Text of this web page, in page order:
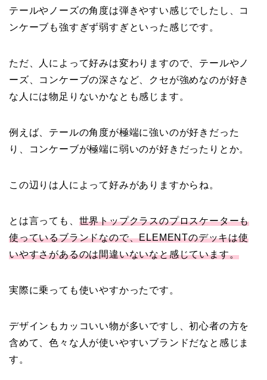
テールやノーズの角度は弾きやすい感じでしたし、コ
ンケーブも強すぎず弱すぎといった感じです。
ただ、人によって好みは変わりますので、テールやノ
ーズ、コンケーブの深さなど、クセが強めなのが好き
な人には物足りないかなとも感じます。
例えば、テールの角度が極端に強いのが好きだった
り、コンケーブが極端に弱いのが好きだったりとか。
この辺りは人によって好みがありますからね。
とは言っても、 世界トップクラスのプロスケーターも
使っているブランドなので、ELEMENTのデッキは使
いやすさがあるのは間違いないなと感じています。
実際に乗っても使いやすかったです。
デザインもカッコいい物が多いですし、初心者の方を
含めて、色々な人が使いやすいブランドだなと感じま
す。